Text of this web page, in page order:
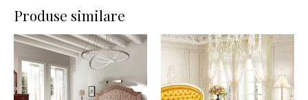
Produse similare